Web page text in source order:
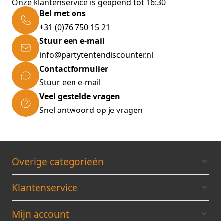
Onze klantenservice is geopend tot 16:30
Bel met ons
+31 (0)76 750 15 21
Stuur een e-mail
info@partytentendiscounter.nl
Contactformulier
Stuur een e-mail
Veel gestelde vragen
Snel antwoord op je vragen
Overige categorieén
Klantenservice
Mijn account